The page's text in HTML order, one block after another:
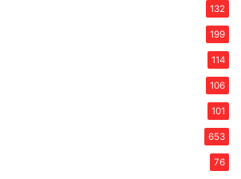
132
199
114
106
101
653
76